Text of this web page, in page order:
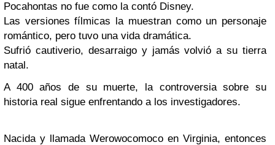
Pocahontas no fue como la contó Disney.
Las versiones fílmicas la muestran como un personaje
romántico, pero tuvo una vida dramática.
Sufrió cautiverio, desarraigo y jamás volvió a su tierra
natal.
A 400 años de su muerte, la controversia sobre su
historia real sigue enfrentando a los investigadores.
Nacida y llamada Werowocomoco en Virginia, entonces